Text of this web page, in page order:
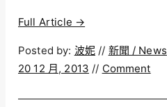
Full Article →
Posted by: 波妮 // 新聞 / News
20 12 月, 2013 // Comment